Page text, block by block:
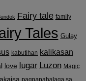
Fairy tale family
Tales Gulay
kabutihan kalikasan
love lugar Luzon Magic
pagpapahalaga sa